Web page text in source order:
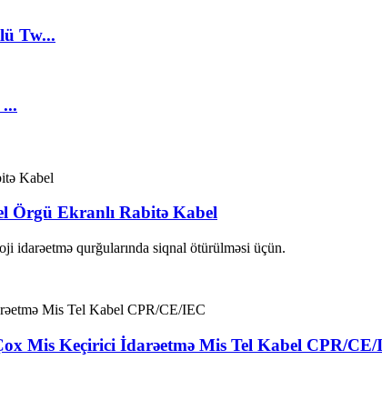
Tw...
Örgü Ekranlı Rabitə Kabel
idarəetmə qurğularında siqnal ötürülməsi üçün.
Mis Keçirici İdarəetmə Mis Tel Kabel CPR/CE/